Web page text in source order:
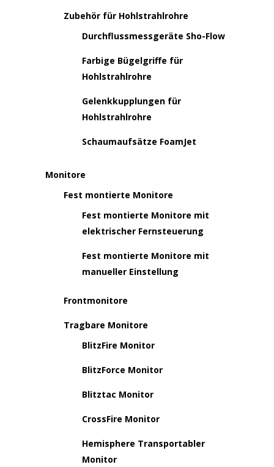
Zubehör für Hohlstrahlrohre
Durchflussmessgeräte Sho-Flow
Farbige Bügelgriffe für
Hohlstrahlrohre
Gelenkkupplungen für
Hohlstrahlrohre
Schaumaufsätze FoamJet
Monitore
Fest montierte Monitore
Fest montierte Monitore mit
elektrischer Fernsteuerung
Fest montierte Monitore mit
manueller Einstellung
Frontmonitore
Tragbare Monitore
BlitzFire Monitor
BlitzForce Monitor
Blitztac Monitor
CrossFire Monitor
Hemisphere Transportabler
Monitor